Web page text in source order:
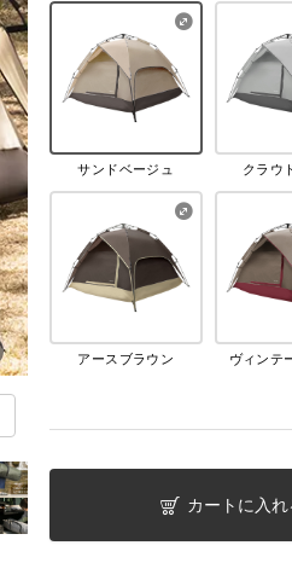
サンドベージュ クラウ
アースブラウン ヴィンテ
カートに入れ